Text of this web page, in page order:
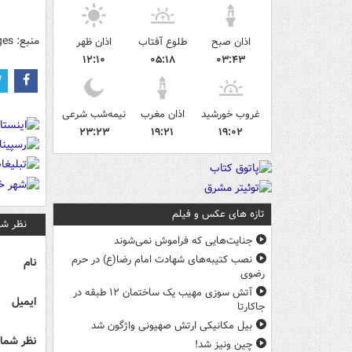
اذان صبح
۰۳:۴۳
طلوع آفتاب
۰۵:۱۸
اذان ظهر
۱۲:۱۰
غروب خورشید
۱۹:۰۲
اذان مغرب
۱۹:۲۱
نیمه‌شب شرعی
۲۳:۲۳
تازه های عکس و فیلم
جنایت‌هایی که فراموش نمی‌شوند
نصب کتیبه‌های شهادت امام رضا(ع) در حرم
رضوی
آتش سوزی مهیب یک ساختمان ۱۲ طبقه در
جاکارتا
بیل مکانیکی ارتش صهیونی واژگون شد
چین ونیز شد!
منبع: gettyimages
نظر
نام
ایمیل
نظر